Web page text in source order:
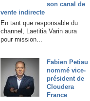
son canal de
vente indirecte
En tant que responsable du
channel, Laetitia Varin aura
pour mission...
Fabien Petiau
nommé vice-
président de
Cloudera
France